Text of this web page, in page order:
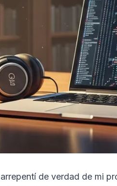
de verdad de mi